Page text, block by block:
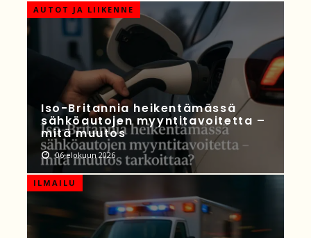
AUTOT JA LIIKENNE
Iso-Britannia heikentämässä
sähköautojen myyntitavoitetta –
mitä muutos
06 elokuun 2026
ILMAILU